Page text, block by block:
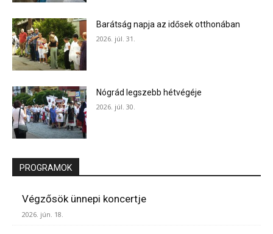
Barátság napja az idősek otthonában
2026. júl. 31.
Nógrád legszebb hétvégéje
2026. júl. 30.
PROGRAMOK
Végzősök ünnepi koncertje
2026. jún. 18.